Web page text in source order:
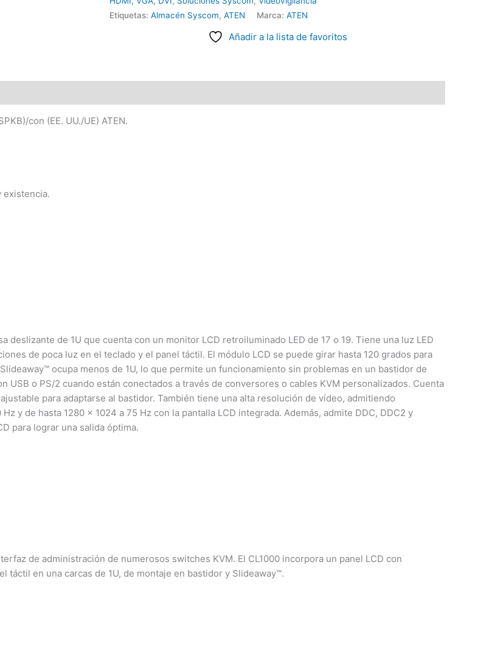
Etiquetas: Almacén Syscom, ATEN Marca: ATEN
Añadir a la lista de favoritos
con (EE. UU./UE) ATEN.
existencia.
de 1U que cuenta con un monitor LCD retroiluminado LED de 17 o 19. Tiene una luz LED
de poca luz en el teclado y el panel táctil. El módulo LCD se puede girar hasta 120 grados para
ocupa menos de 1U, lo que permite un funcionamiento sin problemas en un bastidor de
USB o PS/2 cuando están conectados a través de conversores o cables KVM personalizados. Cuenta
para adaptarse al bastidor. También tiene una alta resolución de vídeo, admitiendo
y de hasta 1280 x 1024 a 75 Hz con la pantalla LCD integrada. Además, admite DDC, DDC2 y
para lograr una salida óptima.
de administración de numerosos switches KVM. El CL1000 incorpora un panel LCD con
táctil en una carcas de 1U, de montaje en bastidor y Slideaway™.